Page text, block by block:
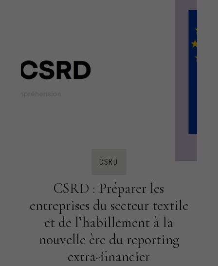
CSRD
CSRD : Préparer les
entreprises du secteur textile
et de l’habillement à la
nouvelle ère du reporting
extra-financier